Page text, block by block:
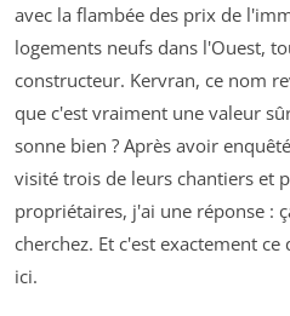
avec la flambée des prix de
logements neufs dans l'Ouest,
constructeur. Kervran, ce nom
que c'est vraiment une valeur
sonne bien ? Après avoir
visité trois de leurs chantiers et
propriétaires, j'ai une réponse :
cherchez. Et c'est exactement
ici.